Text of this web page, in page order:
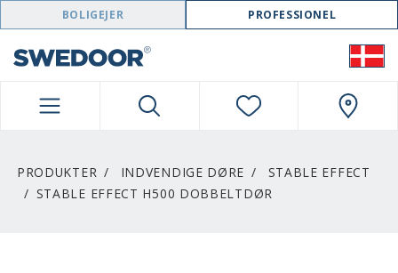
SWEDOOR NAVIGATION
BOLIGEJER PROFESSIONEL
PRODUKTER INDVENDIGE DØRE
STABLE EFFECT
STABLE EFFECT H500 DOBBELTDØR